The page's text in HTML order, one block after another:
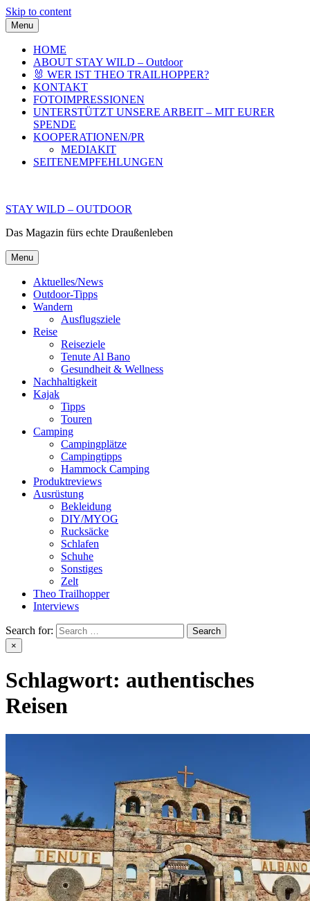
Skip to content
Menu
HOME
ABOUT STAY WILD – Outdoor
🐰 WER IST THEO TRAILHOPPER?
KONTAKT
FOTOIMPRESSIONEN
UNTERSTÜTZT UNSERE ARBEIT – MIT EURER
SPENDE
KOOPERATIONEN/PR
MEDIAKIT
SEITENEMPFEHLUNGEN
STAY WILD – OUTDOOR
Das Magazin fürs echte Draußenleben
Menu
Aktuelles/News
Outdoor-Tipps
Wandern
Ausflugsziele
Reise
Reiseziele
Tenute Al Bano
Gesundheit & Wellness
Nachhaltigkeit
Kajak
Tipps
Touren
Camping
Campingplätze
Campingtipps
Hammock Camping
Produktreviews
Ausrüstung
Bekleidung
DIY/MYOG
Rucksäcke
Schlafen
Schuhe
Sonstiges
Zelt
Theo Trailhopper
Interviews
Search for:
×
Schlagwort: authentisches
Reisen